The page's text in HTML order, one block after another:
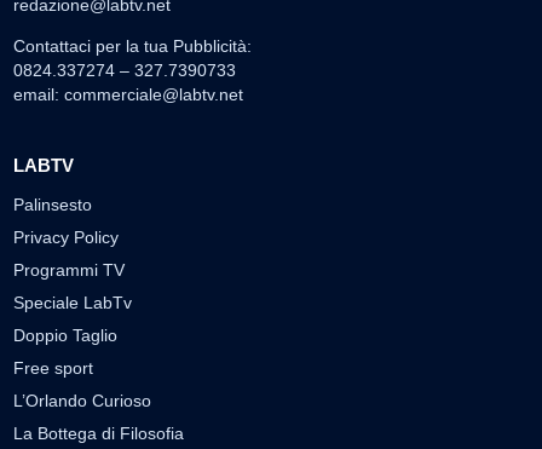
redazione@labtv.net
Contattaci per la tua Pubblicità:
0824.337274 – 327.7390733
email: commerciale@labtv.net
LABTV
Palinsesto
Privacy Policy
Programmi TV
Speciale LabTv
Doppio Taglio
Free sport
L’Orlando Curioso
La Bottega di Filosofia